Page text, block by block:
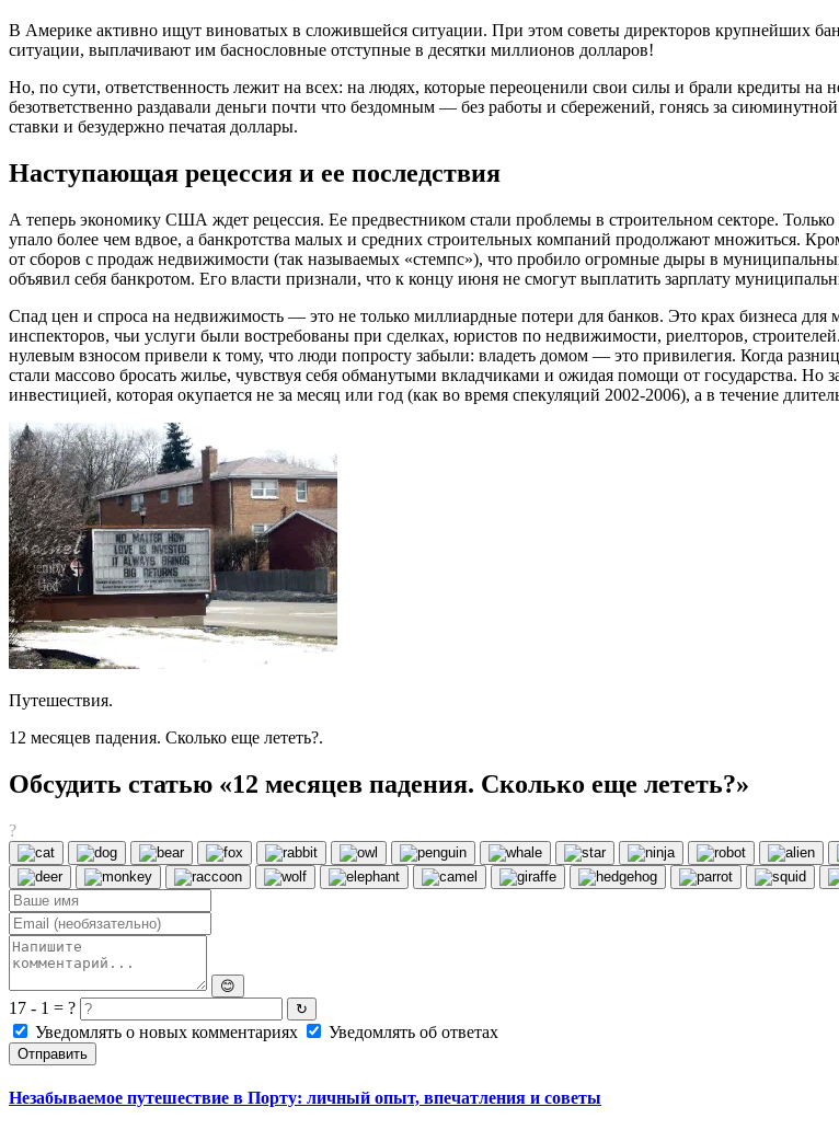
В Америке активно ищут виноватых в сложившейся ситуации. При этом советы директоров крупнейших
ситуации, выплачивают им баснословные отступные в десятки миллионов долларов!
Но, по сути, ответственность лежит на всех: на людях, которые переоценили свои силы и брали кредиты на
безответственно раздавали деньги почти что бездомным — без работы и сбережений, гонясь за
ставки и безудержно печатая доллары.
Наступающая рецессия и ее последствия
А теперь экономику США ждет рецессия. Ее предвестником стали проблемы в строительном секторе. Только
упало более чем вдвое, а банкротства малых и средних строительных компаний продолжают множиться.
от сборов с продаж недвижимости (так называемых «стемпс»), что пробило огромные дыры в
объявил себя банкротом. Его власти признали, что к концу июня не смогут выплатить зарплату
Спад цен и спроса на недвижимость — это не только миллиардные потери для банков. Это крах бизнеса
инспекторов, чьи услуги были востребованы при сделках, юристов по недвижимости, риелторов,
нулевым взносом привели к тому, что люди попросту забыли: владеть домом — это привилегия. Когда
стали массово бросать жилье, чувствуя себя обманутыми вкладчиками и ожидая помощи от государства.
инвестицией, которая окупается не за месяц или год (как во время спекуляций 2002-2006), а в течение
Путешествия.
12 месяцев падения. Сколько еще лететь?.
Обсудить статью «12 месяцев падения. Сколько еще лететь?»
?
😊
17 - 1 = ? ↻
Уведомлять о новых комментариях Уведомлять об ответах
Отправить
Незабываемое путешествие в Порту: личный опыт, впечатления и советы